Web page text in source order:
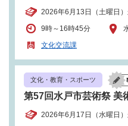
2026年6月13日（土曜日
9時～16時45分
文化交流課
文化・教育・スポーツ
第57回水戸市芸術祭 美
2026年6月17日（水曜日